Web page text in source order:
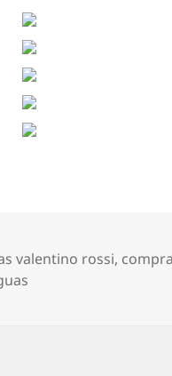
valentino rossi,